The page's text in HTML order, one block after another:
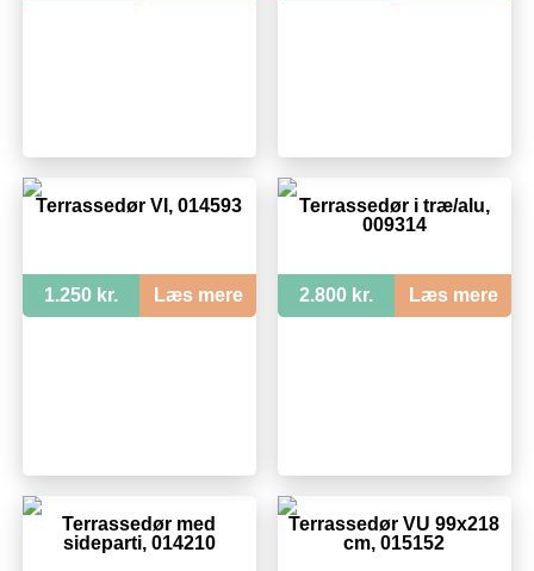
Terrassedør VI, 014593
1.250 kr. Læs mere
Terrassedør i træ/alu,
009314
2.800 kr. Læs mere
Terrassedør med
sideparti, 014210
Terrassedør VU 99x218
cm, 015152